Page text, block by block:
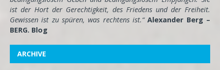
ist der Hort der Gerechtigkeit, des Friedens und der Freiheit.
Gewissen ist zu spüren, was rechtens ist.“Alexander Berg –
BERG. Blog
ARCHIVE